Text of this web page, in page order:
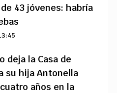
43 jóvenes: habría
deja la Casa de
su hija Antonella
años en la